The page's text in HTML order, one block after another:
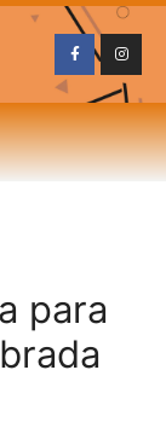
para